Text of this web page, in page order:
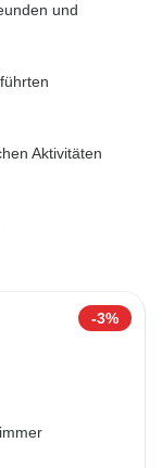
und
Aktivitäten
-3%